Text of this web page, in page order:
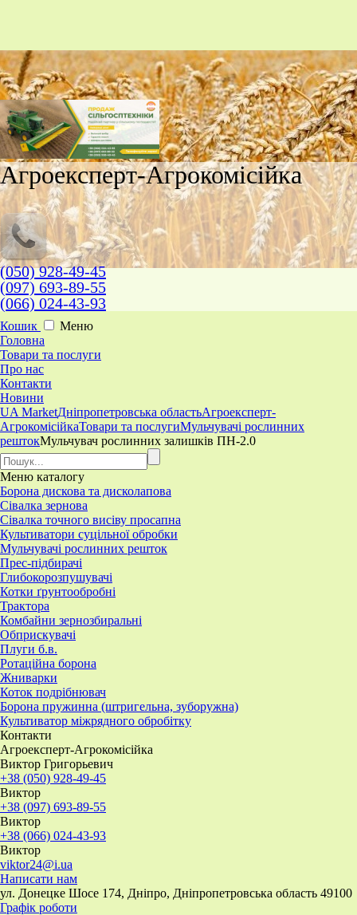
Агроексперт-Агрокомісійка
(050) 928-49-45
(097) 693-89-55
(066) 024-43-93
Кошик
Меню
Головна
Товари та послуги
Про нас
Контакти
Новини
UA MarketДніпропетровська областьАгроексперт-
АгрокомісійкаТовари та послугиМульчувачі рослинних
рештокМульчувач рослинних залишків ПН-2.0
Меню каталогу
Борона дискова та дисколапова
Сівалка зернова
Сівалка точного висіву просапна
Культиватори суцільної обробки
Мульчувачі рослинних решток
Прес-підбирачі
Глибокорозпушувачі
Котки ґрунтообробні
Трактора
Комбайни зернозбиральні
Обприскувачі
Плуги б.в.
Ротаційна борона
Жниварки
Коток подрібнювач
Борона пружинна (штригельна, зуборужна)
​Культиватор міжрядного обробітку
Контакти
Агроексперт-Агрокомісійка
Виктор Григорьевич
+38 (050) 928-49-45
Виктор
+38 (097) 693-89-55
Виктор
+38 (066) 024-43-93
Виктор
viktor24@i.ua
Написати нам
ул. Донецке Шосе 174, Дніпро, Дніпропетровська область 49100
Графік роботи